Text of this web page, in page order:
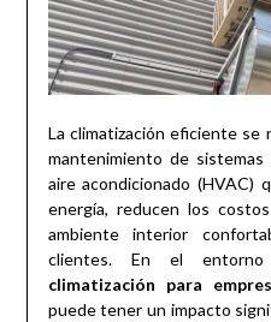
La climatización eficiente se
mantenimiento de
aire acondicionado (HVAC)
energía, reducen los
ambiente interior
clientes. En el entorno
climatización para
puede tener un impacto